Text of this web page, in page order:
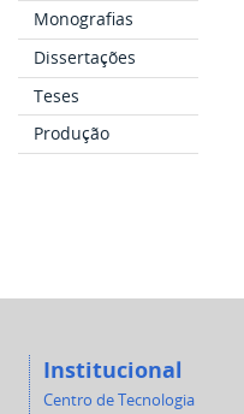
Monografias
Dissertações
Teses
Produção
Institucional
Centro de Tecnologia